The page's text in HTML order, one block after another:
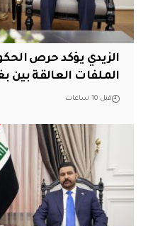
الزيدي يؤكد حرص
الملفات العالقة بين
قبل 10 ساعات